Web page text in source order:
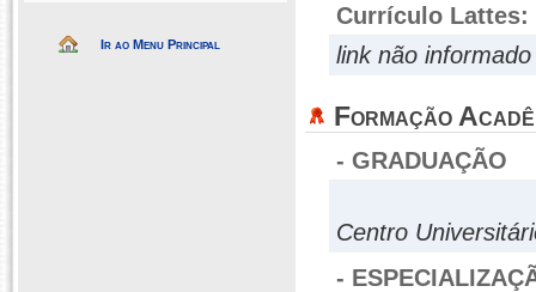
Ir ao Menu Principal
Currículo Lattes:
link não informado
Formação
- GRADUAÇÃO
Centro
-